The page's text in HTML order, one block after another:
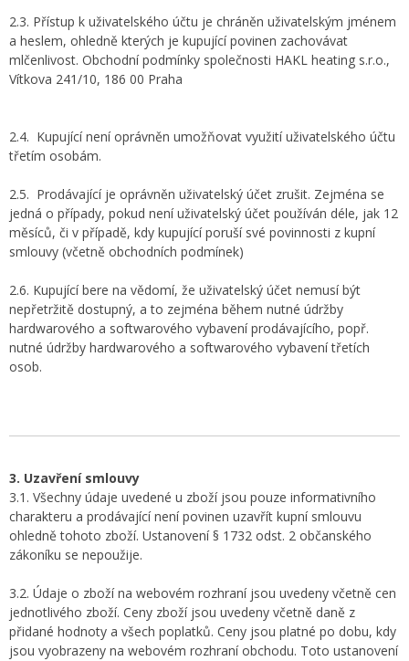
2.3. Přístup k uživatelského účtu je chráněn uživatelským jménem
a heslem, ohledně kterých je kupující povinen zachovávat
mlčenlivost. Obchodní podmínky společnosti HAKL heating s.r.o.,
Vítkova 241/10, 186 00 Praha
2.4. Kupující není oprávněn umožňovat využití uživatelského účtu
třetím osobám.
2.5. Prodávající je oprávněn uživatelský účet zrušit. Zejména se
jedná o případy, pokud není uživatelský účet používán déle, jak 12
měsíců, či v případě, kdy kupující poruší své povinnosti z kupní
smlouvy (včetně obchodních podmínek)
2.6. Kupující bere na vědomí, že uživatelský účet nemusí být
nepřetržitě dostupný, a to zejména během nutné údržby
hardwarového a softwarového vybavení prodávajícího, popř.
nutné údržby hardwarového a softwarového vybavení třetích
osob.
3. Uzavření smlouvy
3.1. Všechny údaje uvedené u zboží jsou pouze informativního
charakteru a prodávající není povinen uzavřít kupní smlouvu
ohledně tohoto zboží. Ustanovení § 1732 odst. 2 občanského
zákoníku se nepoužije.
3.2. Údaje o zboží na webovém rozhraní jsou uvedeny včetně cen
jednotlivého zboží. Ceny zboží jsou uvedeny včetně daně z
přidané hodnoty a všech poplatků. Ceny jsou platné po dobu, kdy
jsou vyobrazeny na webovém rozhraní obchodu. Toto ustanovení